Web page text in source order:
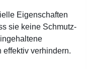
Eigenschaften
sie keine Schmutz-
effektiv verhindern.